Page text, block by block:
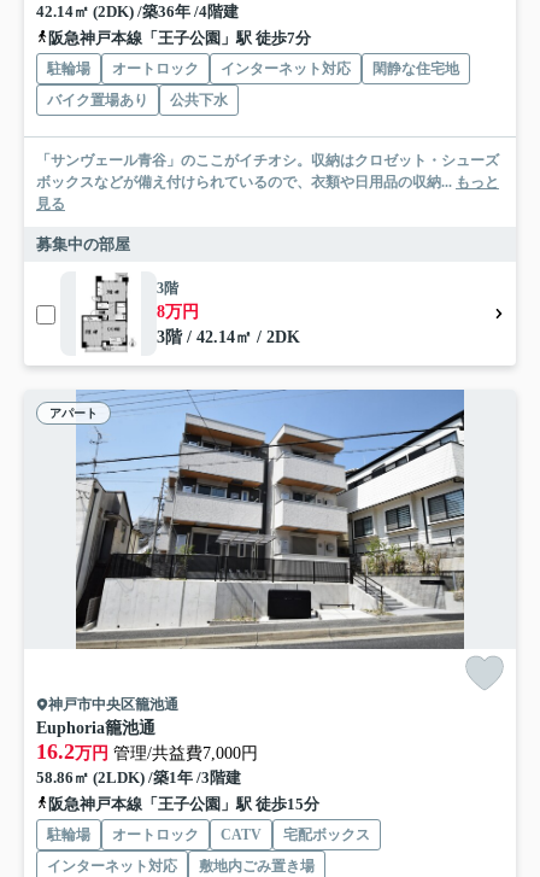
42.14㎡ (2DK) /築36年 /4階建
阪急神戸本線「王子公園」駅 徒歩7分
駐輪場 オートロック インターネット対応
閑静な住宅地
バイク置場あり
公共下水
「サンヴェール青谷」のここがイチオシ。収納はクロゼット・シューズ
ボックスなどが備え付けられているので、衣類や日用品の収納... もっと
見る
募集中の部屋
3階
8万円
3階 / 42.14㎡ / 2DK
アパート
神戸市中央区籠池通
Euphoria籠池通
16.2万円 管理/共益費7,000円
58.86㎡ (2LDK) /築1年 /3階建
阪急神戸本線「王子公園」駅 徒歩15分
駐輪場 オートロック CATV
宅配ボックス
インターネット対応
敷地内ごみ置き場